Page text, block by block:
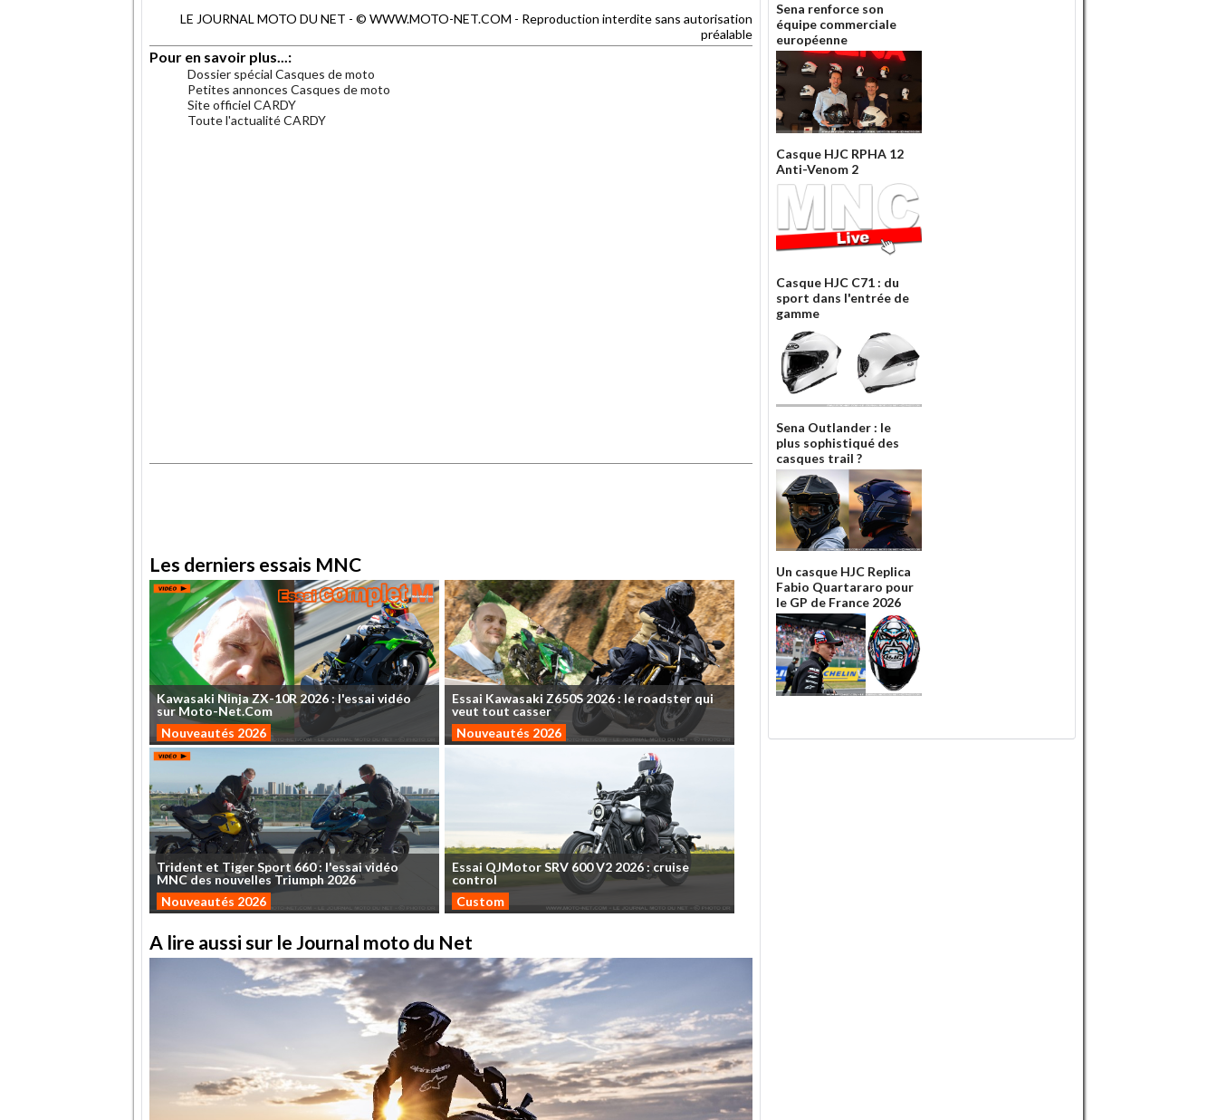
LE JOURNAL MOTO DU NET - © WWW.MOTO-NET.COM - Reproduction interdite sans autorisation
préalable
Pour en savoir plus...:
Dossier spécial Casques de moto
Petites annonces Casques de moto
Site officiel CARDY
Toute l'actualité CARDY
Les derniers essais MNC
Kawasaki NinjaZX-10R 2026 : l'essai vidéo
sur Moto-Net.Com
Nouveautés 2026
Essai Kawasaki Z650S2026: le roadster qui
veut tout casser
Nouveautés 2026
Trident et TigerSport 660: l'essaividéo
MNCdesnouvelles Triumph2026
Nouveautés 2026
Essai QJMotorSRV 600V2 2026: cruise
control
Custom
A lire aussi sur le Journal moto du Net
Sena renforce son
équipe commerciale
européenne
Casque HJC RPHA 12
Anti-Venom 2
Casque HJC C71 : du
sport dans l'entrée de
gamme
Sena Outlander : le
plus sophistiqué des
casques trail ?
Un casque HJC Replica
Fabio Quartararo pour
le GP de France 2026